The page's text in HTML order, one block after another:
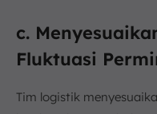
c.
Fluktuasi
Tim logistik